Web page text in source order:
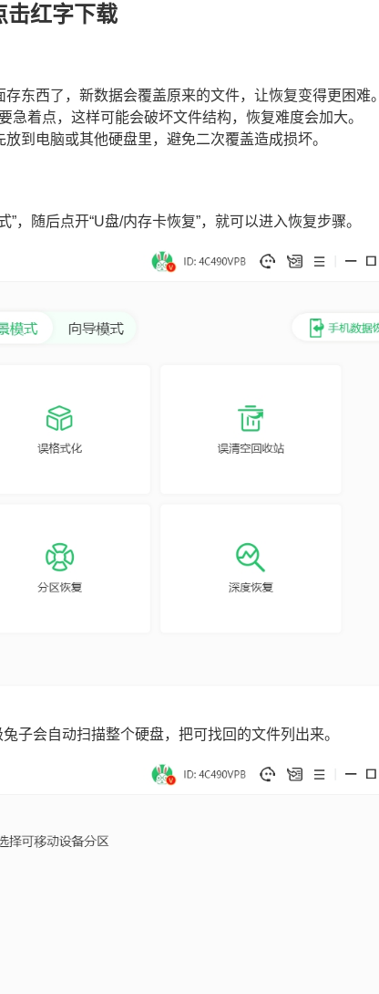
击红字下载
东西了，新数据会覆盖原来的文件，让恢复变得更困难。
着点，这样可能会破坏文件结构，恢复难度会加大。
到电脑或其他硬盘里，避免二次覆盖造成损坏。
，随后点开“U盘/内存卡恢复”，就可以进入恢复步骤。
子会自动扫描整个硬盘，把可找回的文件列出来。